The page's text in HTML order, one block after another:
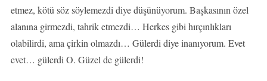
etmez, kötü söz söylemezdi diye düşünüyorum. Başkasının özel
alanına girmezdi, tahrik etmezdi… Herkes gibi hırçınlıkları
olabilirdi, ama çirkin olmazdı… Gülerdi diye inanıyorum. Evet
evet… gülerdi O. Güzel de gülerdi!